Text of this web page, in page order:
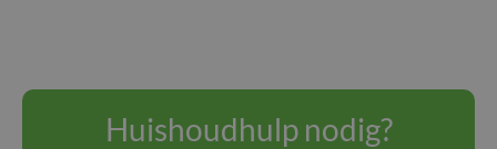
Huishoudhulp nodig?